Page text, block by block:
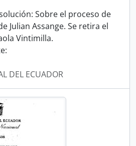
Sobre el proceso de
Julian Assange. Se retira el
Vintimilla.
DEL ECUADOR